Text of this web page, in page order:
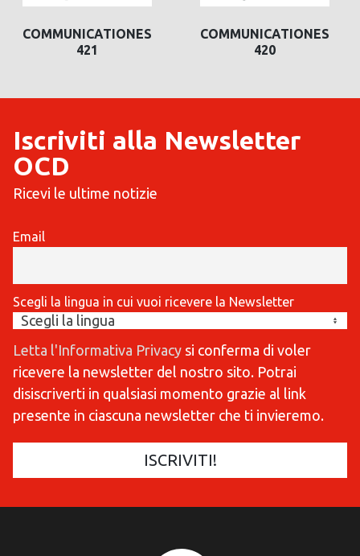
COMMUNICATIONES
421
COMMUNICATIONES
420
Iscriviti alla Newsletter
OCD
Ricevi le ultime notizie
Email
Scegli la lingua in cui vuoi ricevere la Newsletter
Letta l'Informativa Privacy si conferma di voler
ricevere la newsletter del nostro sito. Potrai
disiscriverti in qualsiasi momento grazie al link
presente in ciascuna newsletter che ti invieremo.